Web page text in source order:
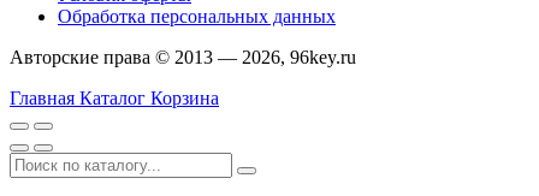
Обработка персональных данных
Авторские права © 2013 — 2026, 96key.ru
Главная Каталог Корзина